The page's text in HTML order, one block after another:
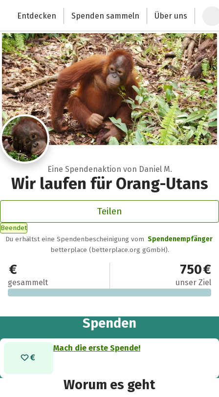
Deutschlands größte Spendenplattform
Entdecken Spenden sammeln Über uns
Eine Spendenaktion von Daniel M.
Wir laufen für Orang-Utans
Teilen
Beendet
Du erhältst eine Spendenbescheinigung vom Spendenempfänger
betterplace (betterplace.org gGmbH).
0 €
gesammelt
750 €
unser Ziel
Spenden
Mach die erste Spende!
Worum es geht